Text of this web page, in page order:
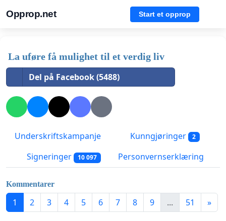
Opprop.net Start et opprop
La uføre få mulighet til et verdig liv
Del på Facebook (5488)
Underskriftskampanje Kunngjøringer 2
Signeringer 10 097 Personvernserklæring
Kommentarer
1 2 3 4 5 6 7 8 9 ... 51 »